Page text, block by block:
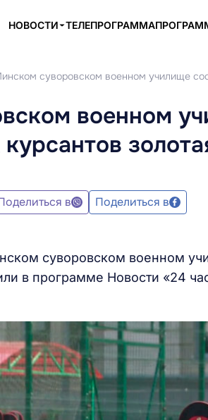
НОВОСТИ ТЕЛЕПРОГРАММА
суворовском военном училище
военном
в Поделиться в
суворовском военном
в программе Новости «24